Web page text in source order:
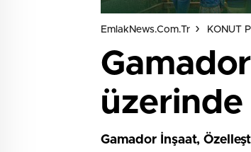
EmlakNews.com.tr KONUT
Gamador İnşaat,